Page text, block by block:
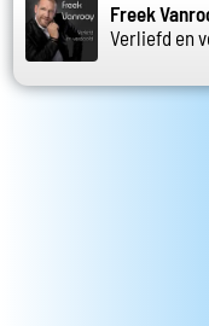
Freek
Verliefd en